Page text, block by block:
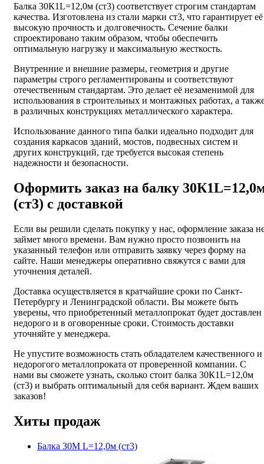
Балка 30К1L=12,0м (ст3) соответствует строгим стандартам
качества. Изготовлена из стали марки ст3, что гарантирует её
высокую прочность и долговечность. Сечение балки
спроектировано таким образом, чтобы обеспечить
оптимальную нагрузку и максимальную жесткость.
Внутренние и внешние размеры, геометрия и другие
параметры строго регламентированы и соответствуют
отечественным стандартам. Это делает её незаменимой для
использования в строительных и монтажных работах, а
в различных конструкциях металлического характера.
Использование данного типа балки идеально подходит для
создания каркасов зданий, мостов, подвесных систем и
других конструкций, где требуется высокая степень
надежности и безопасности.
Оформить заказ на балку
(ст3) с доставкой
Если вы решили сделать покупку у нас, оформление заказа
займет много времени. Вам нужно просто позвонить на
указанный телефон или отправить заявку через форму на
сайте. Наши менеджеры оперативно свяжутся с вами для
уточнения деталей.
Доставка осуществляется в кратчайшие сроки по Санкт-
Петербургу и Ленинградской области. Вы можете быть
уверены, что приобретенный металлопрокат будет доставлен
недорого и в оговоренные сроки. Стоимость доставки
уточняйте у менеджера.
Не упустите возможность стать обладателем качественного и
недорогого металлопроката от проверенной компании. С
нами вы сможете узнать, сколько стоит балка 30К1L=12,0м
(ст3) и выбрать оптимальный для себя вариант. Ждем ваших
заказов!
Хиты продаж
Балка 30М L=12,0м (ст3)